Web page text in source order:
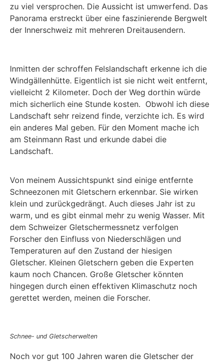
zu viel versprochen. Die Aussicht ist umwerfend. Das
Panorama erstreckt über eine faszinierende Bergwelt
der Innerschweiz mit mehreren Dreitausendern.
Inmitten der schroffen Felslandschaft erkenne ich die
Windgällenhütte. Eigentlich ist sie nicht weit entfernt,
vielleicht 2 Kilometer. Doch der Weg dorthin würde
mich sicherlich eine Stunde kosten. Obwohl ich diese
Landschaft sehr reizend finde, verzichte ich. Es wird
ein anderes Mal geben. Für den Moment mache ich
am Steinmann Rast und erkunde dabei die
Landschaft.
Von meinem Aussichtspunkt sind einige entfernte
Schneezonen mit Gletschern erkennbar. Sie wirken
klein und zurückgedrängt. Auch dieses Jahr ist zu
warm, und es gibt einmal mehr zu wenig Wasser. Mit
dem Schweizer Gletschermessnetz verfolgen
Forscher den Einfluss von Niederschlägen und
Temperaturen auf den Zustand der hiesigen
Gletscher. Kleinen Gletschern geben die Experten
kaum noch Chancen. Große Gletscher könnten
hingegen durch einen effektiven Klimaschutz noch
gerettet werden, meinen die Forscher.
Schnee- und Gletscherwelten
Noch vor gut 100 Jahren waren die Gletscher der